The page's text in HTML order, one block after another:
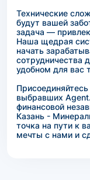
Технические
будут вашей
задача —
Наша щедрая
начать
сотрудничества
удобном для вас
выбравших
финансовой
Казань -
точка на пути к
мечты с нами и